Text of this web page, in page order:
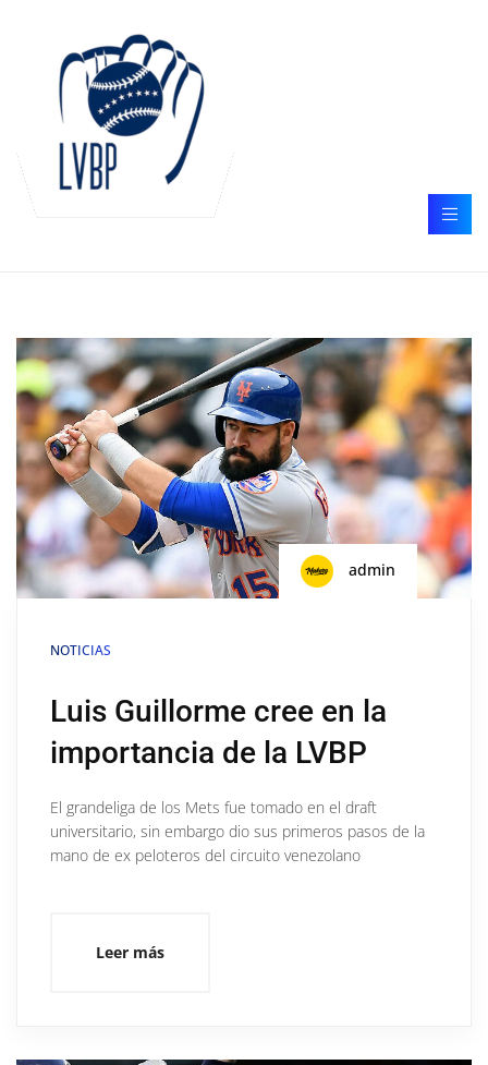
admin
NOTICIAS
Luis Guillorme cree en la
importancia de la LVBP
El grandeliga de los Mets fue tomado en el draft
universitario, sin embargo dio sus primeros pasos de la
mano de ex peloteros del circuito venezolano
Leer más